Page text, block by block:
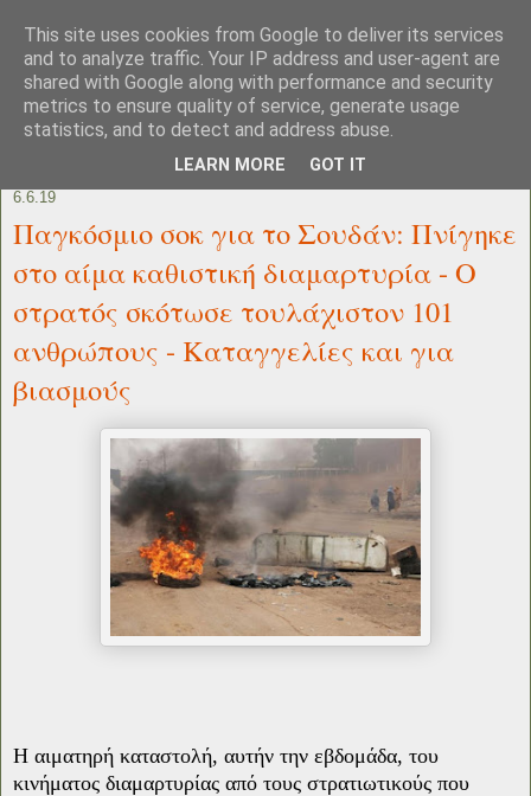
6.6.19
Παγκόσμιο σοκ για το Σουδάν: Πνίγηκε
στο αίμα καθιστική διαμαρτυρία - Ο
στρατός σκότωσε τουλάχιστον 101
ανθρώπους - Καταγγελίες και για
βιασμούς
Η αιματηρή καταστολή, αυτήν την εβδομάδα, του
κινήματος διαμαρτυρίας από τους στρατιωτικούς που
This site uses cookies from Google to deliver its services
and to analyze traffic. Your IP address and user-agent are
shared with Google along with performance and security
metrics to ensure quality of service, generate usage
statistics, and to detect and address abuse.
LEARN MORE GOT IT